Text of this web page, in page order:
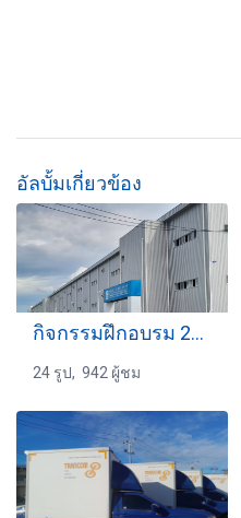
อัลบั้มเกี่ยวข้อง
กิจกรรมฝึกอบรม 25-07-2566
24 รูป, 942 ผู้ชม